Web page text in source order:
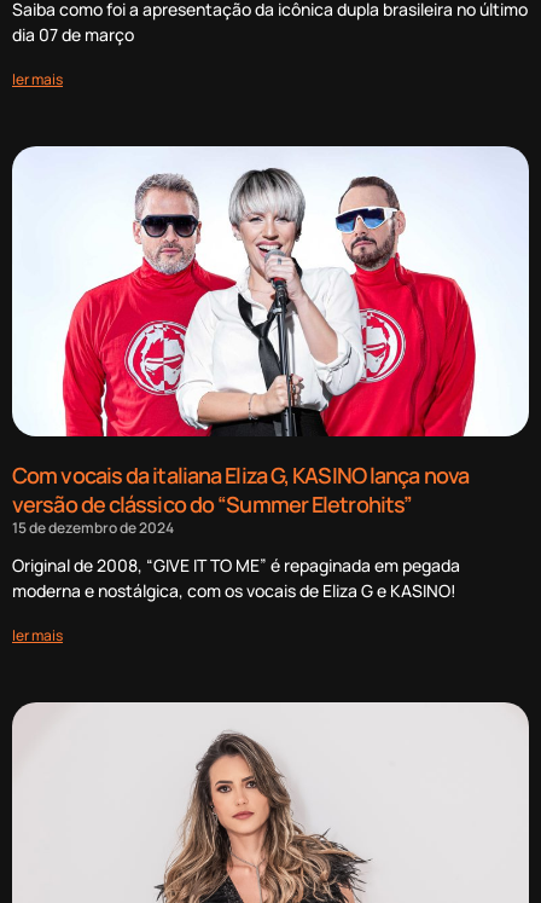
Saiba como foi a apresentação da icônica dupla brasileira no último
dia 07 de março
ler mais
Com vocais da italiana Eliza G, KASINO lança nova
versão de clássico do “Summer Eletrohits”
15 de dezembro de 2024
Original de 2008, “GIVE IT TO ME” é repaginada em pegada
moderna e nostálgica, com os vocais de Eliza G e KASINO!
ler mais